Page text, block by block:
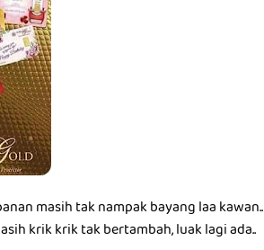
masih tak nampak bayang laa kawan..
krik krik tak bertambah, luak lagi ada..